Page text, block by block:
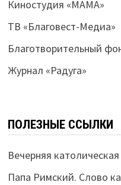
Киностудия «МАМА»
ТВ «Благовест-Медиа»
Благотворительный
Журнал «Радуга»
ПОЛЕЗНЫЕ ССЫЛКИ
Вечерняя католическая
Папа Римский. Слово